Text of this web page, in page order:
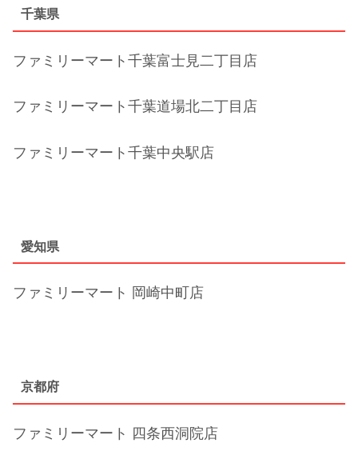
千葉県
ファミリーマート千葉富士見二丁目店
ファミリーマート千葉道場北二丁目店
ファミリーマート千葉中央駅店
愛知県
ファミリーマート 岡崎中町店
京都府
ファミリーマート 四条西洞院店